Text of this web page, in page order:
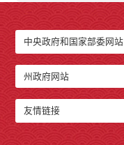
中央政府和国家部委网站
州政府网站
友情链接